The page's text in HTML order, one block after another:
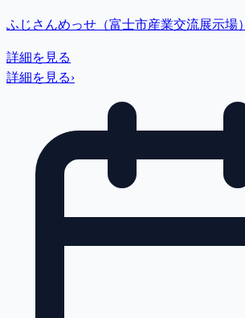
ふじさんめっせ（富士市産業交流展示場）
詳細を見る
詳細を見る›